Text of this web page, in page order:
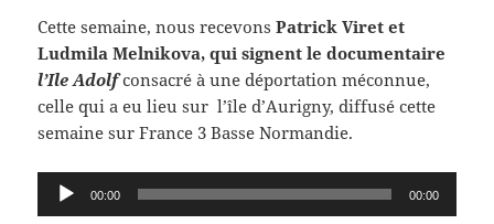
Cette semaine, nous recevonsPatrick Viret et
Ludmila Melnikova, qui signent le documentaire
l’Ile Adolfconsacré à une déportation méconnue,
celle qui a eu lieu sur l’île d’Aurigny, diffusé cette
semaine sur France 3 Basse Normandie.
Lecteur
audio
00:00 00:00